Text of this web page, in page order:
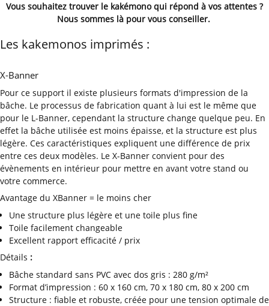
Vous souhaitez trouver le kakémono qui répond à vos attentes ?
Nous sommes là pour vous conseiller.
Les kakemonos imprimés :
X-Banner
Pour ce support il existe plusieurs formats d'impression de la
bâche. Le processus de fabrication quant à lui est le même que
pour le L-Banner, cependant la structure change quelque peu. En
effet la bâche utilisée est moins épaisse, et la structure est plus
légère. Ces caractéristiques expliquent une différence de prix
entre ces deux modèles. Le X-Banner convient pour des
évènements en intérieur pour mettre en avant votre stand ou
votre commerce.
Avantage du XBanner = le moins cher
Une structure plus légère et une toile plus fine
Toile facilement changeable
Excellent rapport efficacité / prix
Détails :
Bâche standard sans PVC avec dos gris : 280 g/m²
Format d’impression : 60 x 160 cm, 70 x 180 cm, 80 x 200 cm
Structure : fiable et robuste, créée pour une tension optimale de